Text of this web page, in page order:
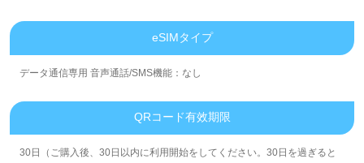
eSIMタイプ
データ通信専用 音声通話/SMS機能：なし
QRコード有效期限
30日（ご購入後、30日以内に利用開始をしてください。30日を過ぎると